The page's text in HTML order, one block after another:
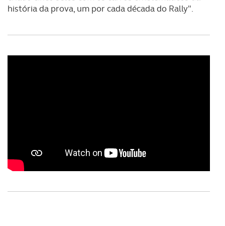
dados pessoais serão realizadas apenas com o seu
história da prova, um por cada década do Rally".